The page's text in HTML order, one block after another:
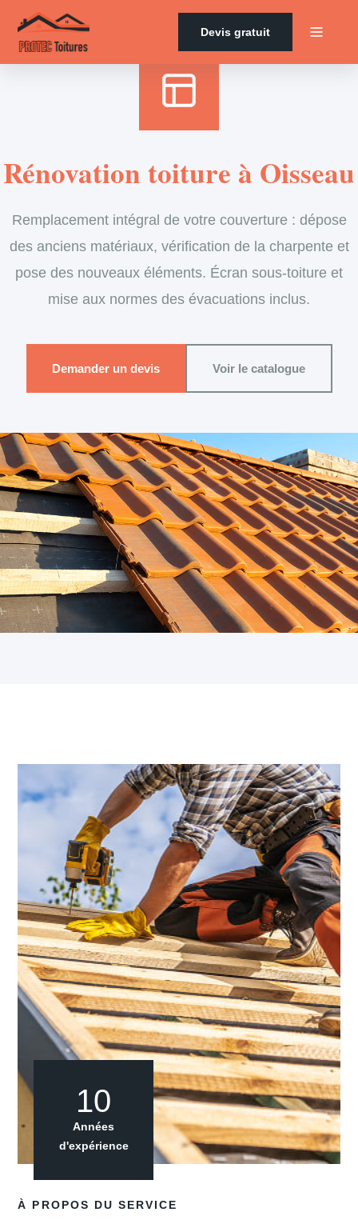
Devis gratuit
Rénovation toiture à Oisseau
Remplacement intégral de votre couverture : dépose
des anciens matériaux, vérification de la charpente et
pose des nouveaux éléments. Écran sous-toiture et
mise aux normes des évacuations inclus.
Demander un devis Voir le catalogue
À PROPOS DU SERVICE
10
Années
d'expérience